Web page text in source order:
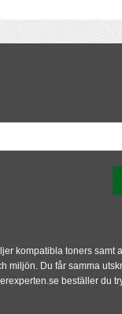
kompatibla toners samt
miljön. Du får samma
beställer du